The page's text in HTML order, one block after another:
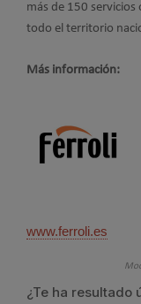
más de 150 servicios
todo el territorio
Más información:
www.ferroli.es
¿Te ha resultado